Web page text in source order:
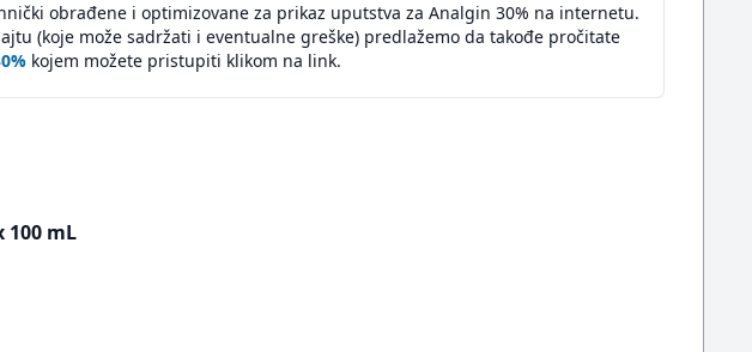
obrađene i optimizovane za prikaz uputstva za Analgin 30% na internetu.
(koje može sadržati i eventualne greške) predlažemo da takođe pročitate
kojem možete pristupiti klikom na link.
100 mL